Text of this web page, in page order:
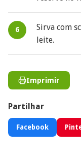
Sirva com
leite.​
Imprimir
Partilhar
Facebook